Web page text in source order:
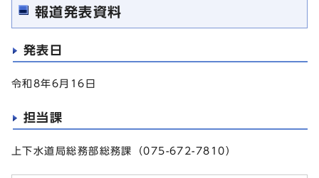
報道発表資料
発表日
令和8年6月16日
担当課
上下水道局総務部総務課（075-672-7810）